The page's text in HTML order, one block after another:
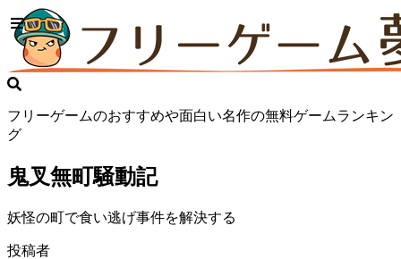
フリーゲームのおすすめや面白い名作の無料ゲームランキン
グ
鬼叉無町騒動記
妖怪の町で食い逃げ事件を解決する
投稿者